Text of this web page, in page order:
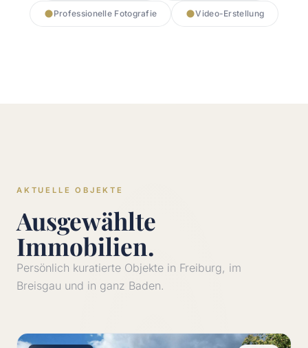
Professionelle Fotografie Video-Erstellung
AKTUELLE OBJEKTE
Ausgewählte
Immobilien.
Persönlich kuratierte Objekte in Freiburg, im
Breisgau und in ganz Baden.